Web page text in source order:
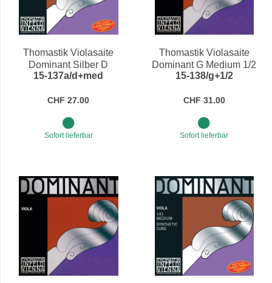
Thomastik Violasaite
Dominant Silber D
Medium 4/4
15-137a/d+med
CHF 27.00
Sofort lieferbar
Thomastik Violasaite
Dominant G Medium 1/2
15-138/g+1/2
CHF 31.00
Sofort lieferbar